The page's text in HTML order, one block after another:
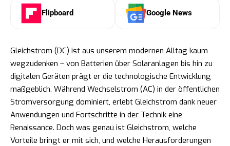
Flipboard Google News
Gleichstrom (DC) ist aus unserem modernen Alltag kaum
wegzudenken – von Batterien über Solaranlagen bis hin zu
digitalen Geräten prägt er die technologische Entwicklung
maßgeblich. Während Wechselstrom (AC) in der öffentlichen
Stromversorgung dominiert, erlebt Gleichstrom dank neuer
Anwendungen und Fortschritte in der Technik eine
Renaissance. Doch was genau ist Gleichstrom, welche
Vorteile bringt er mit sich, und welche Herausforderungen